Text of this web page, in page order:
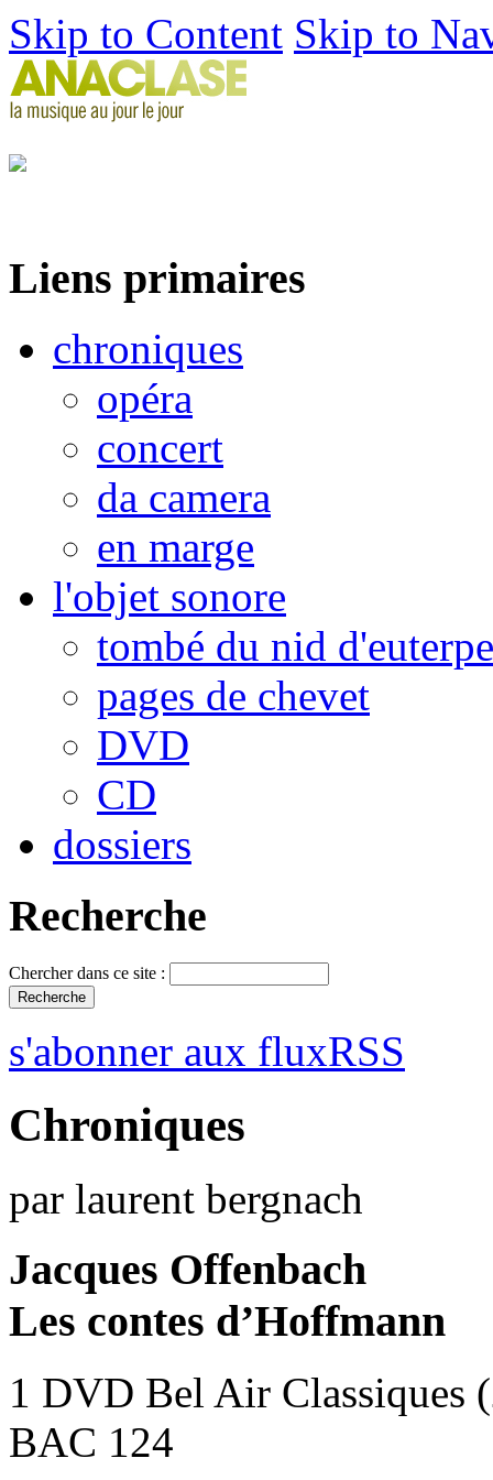
Skip to Content Skip to
Liens primaires
chroniques
opéra
concert
da camera
en marge
l'objet sonore
tombé du nid d'euterpe
pages de chevet
DVD
CD
dossiers
Recherche
Chercher dans ce site :
s'abonner aux fluxRSS
Chroniques
par laurent bergnach
Jacques Offenbach
Les contes d’Hoffmann
1 DVD Bel Air Classiques
BAC 124